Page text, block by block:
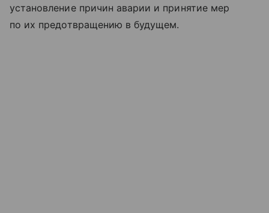
установление причин аварии и принятие мер
по их предотвращению в будущем.